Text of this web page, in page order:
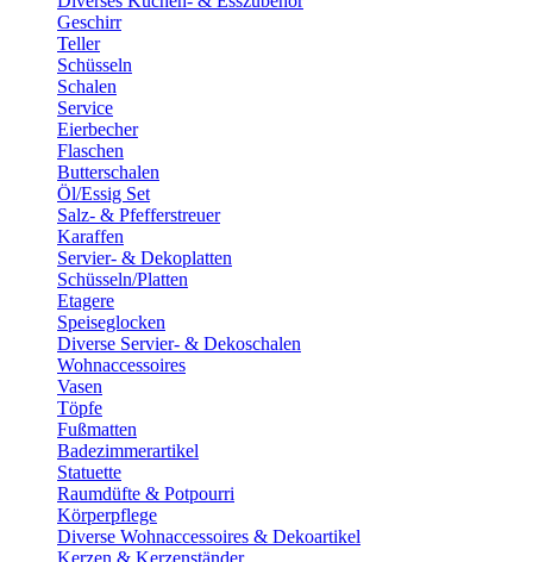
Geschirr
Teller
Schüsseln
Schalen
Service
Eierbecher
Flaschen
Butterschalen
Öl/Essig Set
Salz- & Pfefferstreuer
Karaffen
Servier- & Dekoplatten
Schüsseln/Platten
Etagere
Speiseglocken
Diverse Servier- & Dekoschalen
Wohnaccessoires
Vasen
Töpfe
Fußmatten
Badezimmerartikel
Statuette
Raumdüfte & Potpourri
Körperpflege
Diverse Wohnaccessoires & Dekoartikel
Kerzen & Kerzenständer